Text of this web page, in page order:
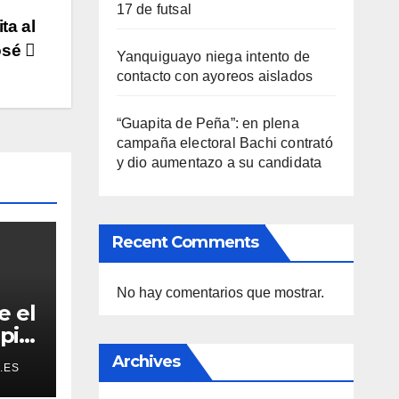
al
el
17 de futsal
Yanquiguayo niega intento de
contacto con ayoreos aislados
“Guapita de Peña”: en plena
campaña electoral Bachi contrató
y dio aumentazo a su candidata
Recent Comments
No hay comentarios que mostrar.
Archives